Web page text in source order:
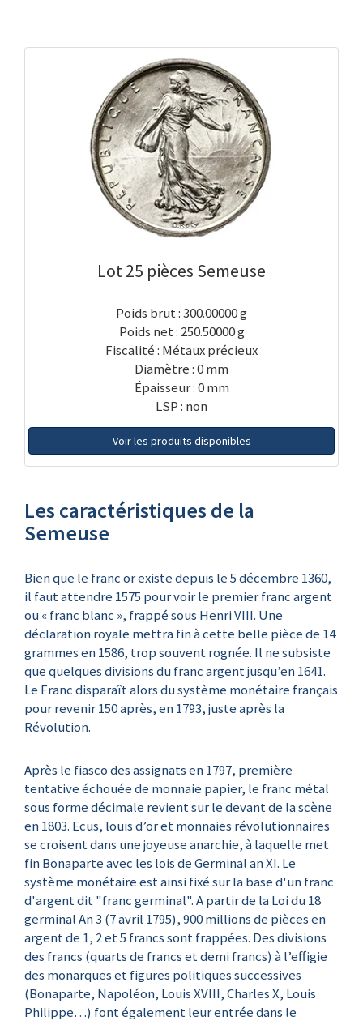
Lot 25 pièces Semeuse
Poids brut : 300.00000 g
Poids net : 250.50000 g
Fiscalité : Métaux précieux
Diamètre : 0 mm
Épaisseur : 0 mm
LSP : non
Voir les produits disponibles
Les caractéristiques de la
Semeuse
Bien que le franc or existe depuis le 5 décembre 1360,
il faut attendre 1575 pour voir le premier franc argent
ou « franc blanc », frappé sous Henri VIII. Une
déclaration royale mettra fin à cette belle pièce de 14
grammes en 1586, trop souvent rognée. Il ne subsiste
que quelques divisions du franc argent jusqu’en 1641.
Le Franc disparaît alors du système monétaire français
pour revenir 150 après, en 1793, juste après la
Révolution.
Après le fiasco des assignats en 1797, première
tentative échouée de monnaie papier, le franc métal
sous forme décimale revient sur le devant de la scène
en 1803. Ecus, louis d’or et monnaies révolutionnaires
se croisent dans une joyeuse anarchie, à laquelle met
fin Bonaparte avec les lois de Germinal an XI. Le
système monétaire est ainsi fixé sur la base d'un franc
d'argent dit "franc germinal". A partir de la Loi du 18
germinal An 3 (7 avril 1795), 900 millions de pièces en
argent de 1, 2 et 5 francs sont frappées. Des divisions
des francs (quarts de francs et demi francs) à l’effigie
des monarques et figures politiques successives
(Bonaparte, Napoléon, Louis XVIII, Charles X, Louis
Philippe…) font également leur entrée dans le